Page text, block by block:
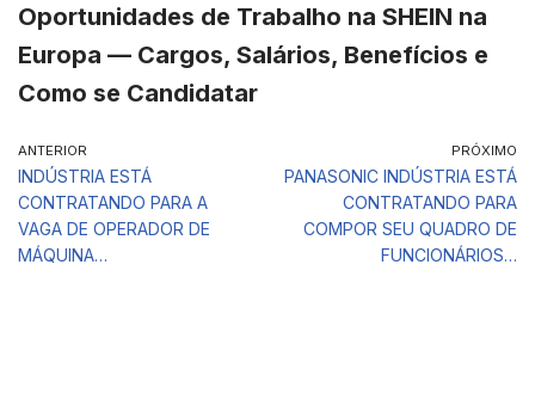
Oportunidades de Trabalho na SHEIN na
Europa — Cargos, Salários, Benefícios e
Como se Candidatar
ANTERIOR
INDÚSTRIA ESTÁ
CONTRATANDO PARA A
VAGA DE OPERADOR DE
MÁQUINA…
PRÓXIMO
PANASONIC INDÚSTRIA ESTÁ
CONTRATANDO PARA
COMPOR SEU QUADRO DE
FUNCIONÁRIOS…